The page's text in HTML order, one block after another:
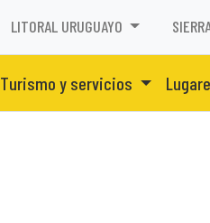
LITORAL URUGUAYO
Turismo y servicios